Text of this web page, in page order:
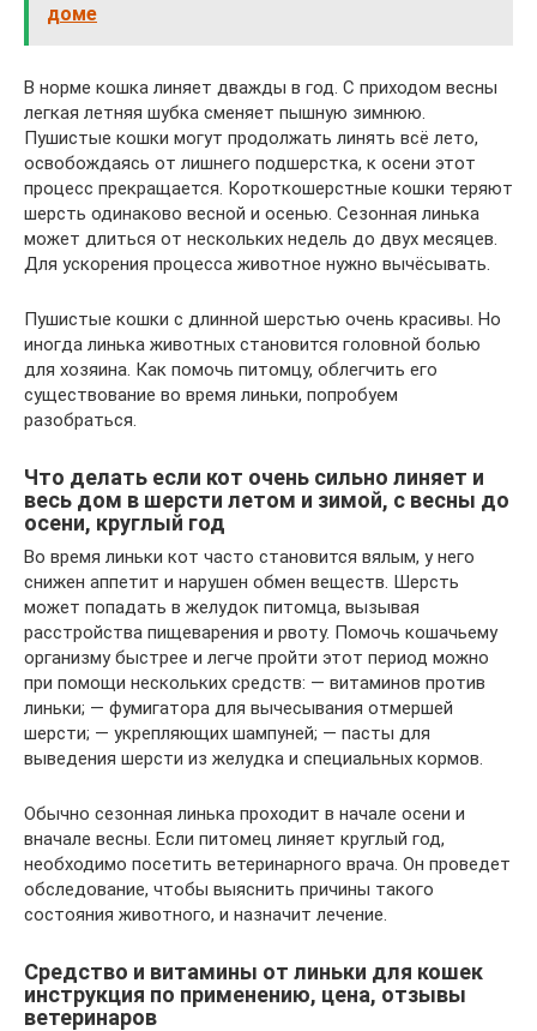
доме
В норме кошка линяет дважды в год. С приходом весны
легкая летняя шубка сменяет пышную зимнюю.
Пушистые кошки могут продолжать линять всё лето,
освобождаясь от лишнего подшерстка, к осени этот
процесс прекращается. Короткошерстные кошки теряют
шерсть одинаково весной и осенью. Сезонная линька
может длиться от нескольких недель до двух месяцев.
Для ускорения процесса животное нужно вычёсывать.
Пушистые кошки с длинной шерстью очень красивы. Но
иногда линька животных становится головной болью
для хозяина. Как помочь питомцу, облегчить его
существование во время линьки, попробуем
разобраться.
Что делать если кот очень сильно линяет и
весь дом в шерсти летом и зимой, с весны до
осени, круглый год
Во время линьки кот часто становится вялым, у него
снижен аппетит и нарушен обмен веществ. Шерсть
может попадать в желудок питомца, вызывая
расстройства пищеварения и рвоту. Помочь кошачьему
организму быстрее и легче пройти этот период можно
при помощи нескольких средств: — витаминов против
линьки; — фумигатора для вычесывания отмершей
шерсти; — укрепляющих шампуней; — пасты для
выведения шерсти из желудка и специальных кормов.
Обычно сезонная линька проходит в начале осени и
вначале весны. Если питомец линяет круглый год,
необходимо посетить ветеринарного врача. Он проведет
обследование, чтобы выяснить причины такого
состояния животного, и назначит лечение.
Средство и витамины от линьки для кошек
инструкция по применению, цена, отзывы
ветеринаров